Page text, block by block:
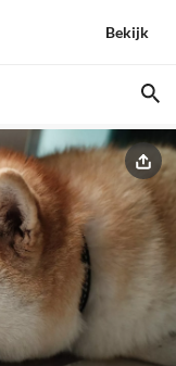
Bekijk